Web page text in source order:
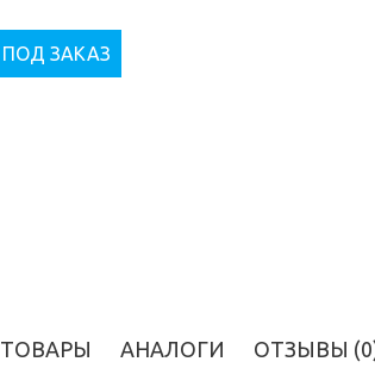
ПОД ЗАКАЗ
АНАЛОГИ ОТЗЫВЫ